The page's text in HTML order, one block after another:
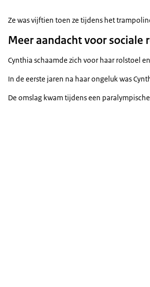
Ze was vijftien toen ze tijdens het
Meer aandacht voor sociale
Cynthia schaamde zich voor haar rolstoel
In de eerste jaren na haar ongeluk was
De omslag kwam tijdens een